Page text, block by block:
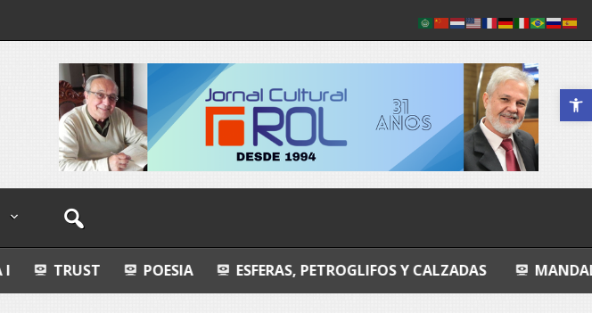
Abrir a
POESIA ESFERAS, PETROGLIFOS Y CALZADAS MANDALA